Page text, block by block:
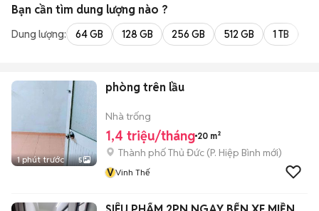
Bạn cần tìm dung lượng nào ?
Dung lượng: 64 GB 128 GB 256 GB 512 GB 1 TB
1 phút trước 5
phòng trên lầu
Nhà trống
1,4 triệu/tháng 20 m²
Thành phố Thủ Đức (P. Hiệp Bình mới)
VVinh Thế